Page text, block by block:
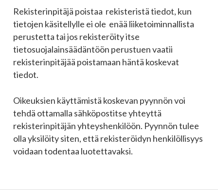
Rekisterinpitäjä poistaa rekisteristä tiedot, kun
tietojen käsitellylle ei ole enää liiketoiminnallista
perustetta tai jos rekisteröity itse
tietosuojalainsäädäntöön perustuen vaatii
rekisterinpitäjää poistamaan häntä koskevat
tiedot.
Oikeuksien käyttämistä koskevan pyynnön voi
tehdä ottamalla sähköpostitse yhteyttä
rekisterinpitäjän yhteyshenkilöön. Pyynnön tulee
olla yksilöity siten, että rekisteröidyn henkilöllisyys
voidaan todentaa luotettavaksi.